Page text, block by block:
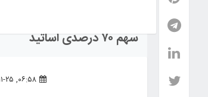
سهم ۷۰ درصدی اساتید
۰۶:۵۸, ۱۴۰۱-۱۱-۲۵